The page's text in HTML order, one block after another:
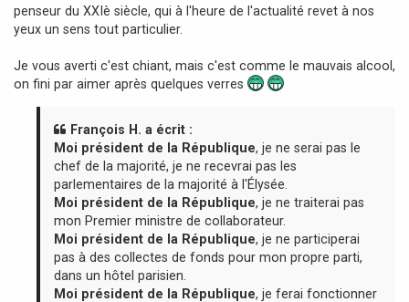
g
e
penseur du XXIè siècle, qui à l'heure de l'actualité revet à nos
yeux un sens tout particulier.
Je vous averti c'est chiant, mais c'est comme le mauvais alcool,
on fini par aimer après quelques verres
François H. a écrit :
Moi président de la République, je ne serai pas le
chef de la majorité, je ne recevrai pas les
parlementaires de la majorité à l'Élysée.
Moi président de la République, je ne traiterai pas
mon Premier ministre de collaborateur.
Moi président de la République, je ne participerai
pas à des collectes de fonds pour mon propre parti,
dans un hôtel parisien.
Moi président de la République, je ferai fonctionner